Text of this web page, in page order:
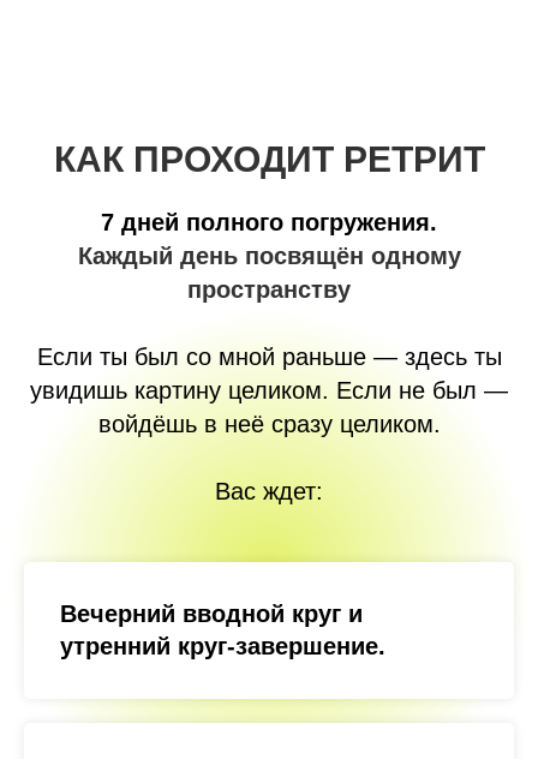
КАК ПРОХОДИТ РЕТРИТ
7 дней полного погружения.
Каждый день посвящён одному
пространству
Если ты был со мной раньше — здесь ты
увидишь картину целиком. Если не был —
войдёшь в неё сразу целиком.
Вас ждет:
Вечерний вводной круг и
утренний круг-завершение.